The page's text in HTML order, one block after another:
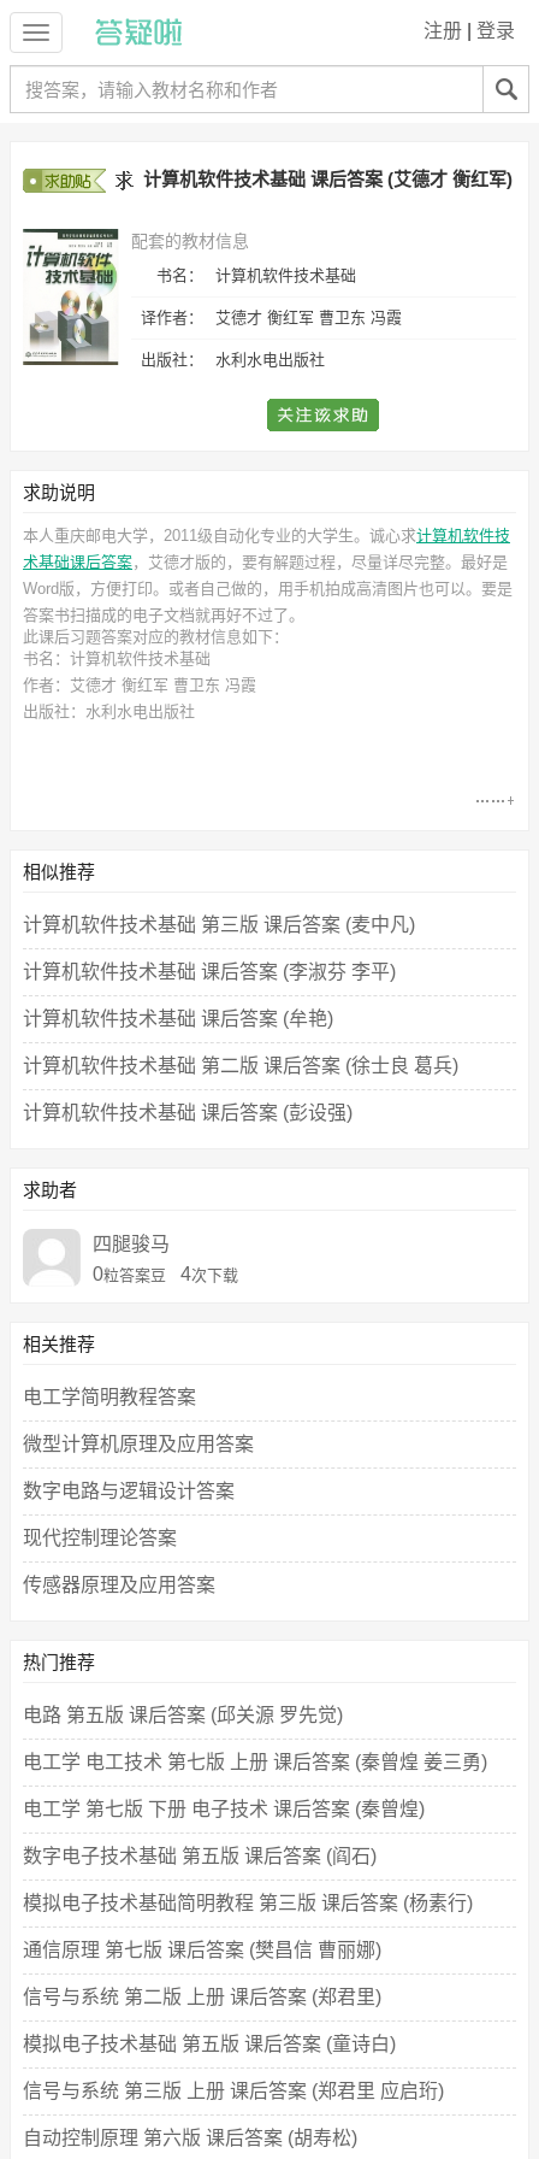
注册 登录
计算机软件技术基础 课后答案 (艾德才 衡红军)
配套的教材信息
书名： 计算机软件技术基础
译作者： 艾德才 衡红军 曹卫东 冯霞
出版社： 水利水电出版社
求助说明
本人重庆邮电大学，2011级自动化专业的大学生。诚心求计算机软件技
术基础课后答案，艾德才版的，要有解题过程，尽量详尽完整。最好是
Word版，方便打印。或者自己做的，用手机拍成高清图片也可以。要是
答案书扫描成的电子文档就再好不过了。
此课后习题答案对应的教材信息如下：
书名：计算机软件技术基础
作者：艾德才 衡红军 曹卫东 冯霞
出版社：水利水电出版社
相似推荐
计算机软件技术基础 第三版 课后答案 (麦中凡)
计算机软件技术基础 课后答案 (李淑芬 李平)
计算机软件技术基础 课后答案 (牟艳)
计算机软件技术基础 第二版 课后答案 (徐士良 葛兵)
计算机软件技术基础 课后答案 (彭设强)
求助者
四腿骏马
0粒答案豆 4次下载
相关推荐
电工学简明教程答案
微型计算机原理及应用答案
数字电路与逻辑设计答案
现代控制理论答案
传感器原理及应用答案
热门推荐
电路 第五版 课后答案 (邱关源 罗先觉)
电工学 电工技术 第七版 上册 课后答案 (秦曾煌 姜三勇)
电工学 第七版 下册 电子技术 课后答案 (秦曾煌)
数字电子技术基础 第五版 课后答案 (阎石)
模拟电子技术基础简明教程 第三版 课后答案 (杨素行)
通信原理 第七版 课后答案 (樊昌信 曹丽娜)
信号与系统 第二版 上册 课后答案 (郑君里)
模拟电子技术基础 第五版 课后答案 (童诗白)
信号与系统 第三版 上册 课后答案 (郑君里 应启珩)
自动控制原理 第六版 课后答案 (胡寿松)